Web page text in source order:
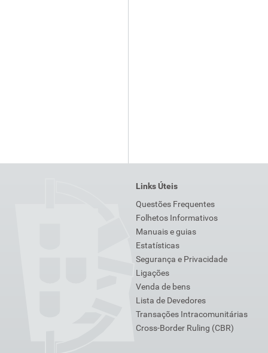
Links Úteis
Questões Frequentes
Folhetos Informativos
Manuais e guias
Estatísticas
Segurança e Privacidade
Ligações
Venda de bens
Lista de Devedores
Transações Intracomunitárias
Cross-Border Ruling (CBR)